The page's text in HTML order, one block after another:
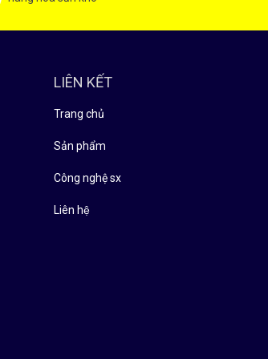
LIÊN KẾT
Trang chủ
Sản phẩm
Công nghệ sx
Liên hệ